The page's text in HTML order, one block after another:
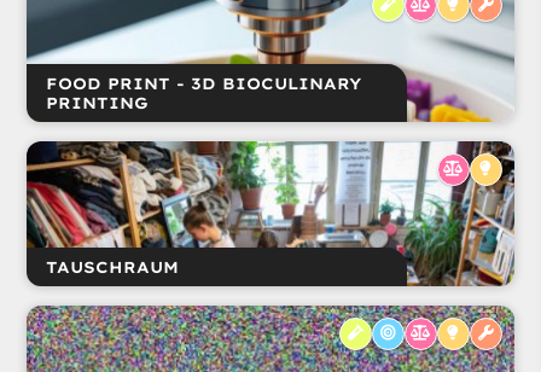
FOOD PRINT - 3D BIOCULINARY
PRINTING
TAUSCHRAUM